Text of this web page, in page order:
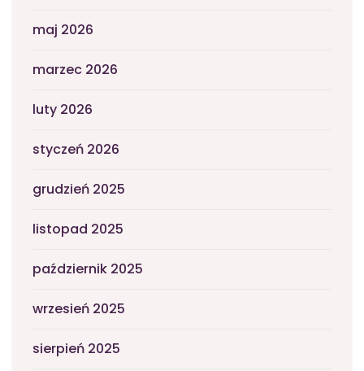
maj 2026
marzec 2026
luty 2026
styczeń 2026
grudzień 2025
listopad 2025
październik 2025
wrzesień 2025
sierpień 2025